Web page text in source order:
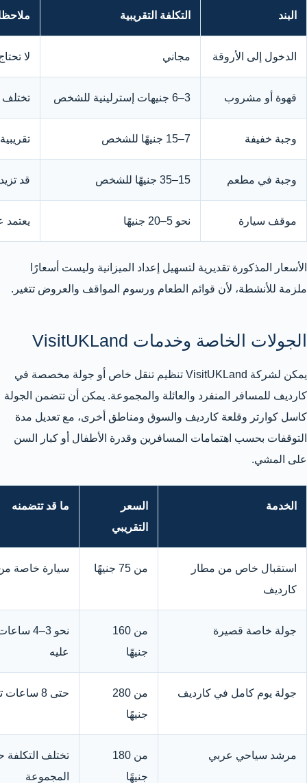
البند التكلفة التقريبية
الدخول إلى الأروقة مجاني لا
قهوة أو مشروب 3–6 جنيهات إسترلينية للشخص
وجبة خفيفة 7–15 جنيهًا للشخص
وجبة في مطعم 15–35 جنيهًا للشخص قد
موقف سيارة نحو 5–20 جنيهًا يعتمد
الأسعار المذكورة تقديرية لتسهيل إعداد الميزانية وليست أسعارًا
ملزمة للأنشطة، لأن قوائم الطعام ورسوم المواقف والعروض تتغير.
الجولات الخاصة وخدمات VisitUKLand
يمكن لشركة VisitUKLand تنظيم تنقل خاص أو جولة مخصصة في
كارديف للمسافر المنفرد والعائلة والمجموعة. يمكن أن تتضمن الجولة
كاسل كوارتر وقلعة كارديف والسوق ومناطق أخرى، مع تعديل مدة
التوقفات بحسب اهتمامات المسافرين وقدرة الأطفال أو كبار السن
على المشي.
الخدمة
السعر
التقريبي
ما قد تتضمنه
استقبال خاص من مطار
كارديف
من 75 جنيهًا سيارة خاصة
جولة خاصة قصيرة
من 160
جنيهًا
نحو
عليه
جولة يوم كامل في كارديف
من 280
جنيهًا
حتى 8 ساعات تقريبًا مع سائق خاص
مرشد سياحي عربي
من 180
جنيهًا
تختلف
المجموعة